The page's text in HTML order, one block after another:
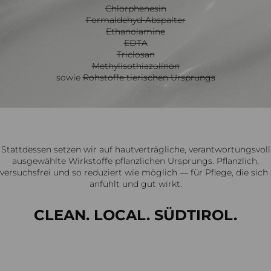
Chlorphenesin
Formaldehyd-Abspalter
Ethanolamine
EDTA
Triclosan
Methylisothiazolinon
sowieRohstoffe tierischen Ursprungs
Stattdessen setzen wir auf hautverträgliche, verantwortungsvoll
ausgewählte Wirkstoffe pflanzlichen Ursprungs. Pflanzlich,
und so reduziert wie möglich — für Pflege, die
anfühlt und gut wirkt.
CLEAN. LOCAL. SÜDTIROL.